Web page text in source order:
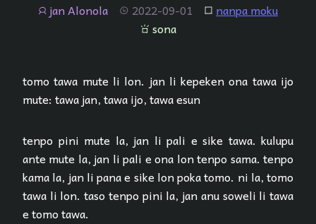
jan jan Alonola tenpo 2022-09-01 lipu nanpa moku
sona sona
tomo tawa mute li lon. jan li kepeken ona tawa ijo
mute: tawa jan, tawa ijo, tawa esun
tenpo pini mute la, jan li pali e sike tawa. kulupu
ante mute la, jan li pali e ona lon tenpo sama. tenpo
kama la, jan li pana e sike lon poka tomo. ni la, tomo
tawa li lon. taso tenpo pini la, jan anu soweli li tawa
e tomo tawa.